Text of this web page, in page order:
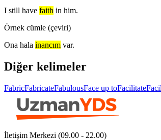
I still have faith in him.
Örnek cümle (çeviri)
Ona hala inancım var.
Diğer kelimeler
FabricFabricateFabulousFace up toFacilitate
İletişim Merkezi (09.00 - 22.00)